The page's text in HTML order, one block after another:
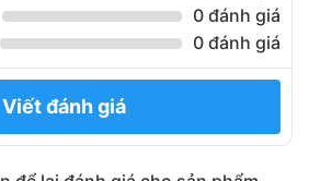
0 đánh giá
0 đánh giá
Viết đánh giá